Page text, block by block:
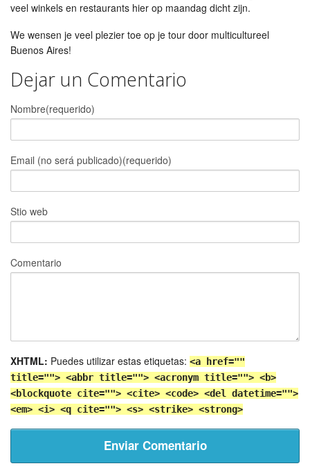
veel winkels en restaurants hier op maandag dicht zijn.
We wensen je veel plezier toe op je tour door multicultureel
Buenos Aires!
Dejar un Comentario
Nombre(requerido)
Email (no será publicado)(requerido)
Stio web
Comentario
XHTML: Puedes utilizar estas etiquetas: <a href=""
title=""> <abbr title=""> <acronym title=""> <b>
<blockquote cite=""> <cite> <code> <del datetime="">
<em> <i> <q cite=""> <s> <strike> <strong>